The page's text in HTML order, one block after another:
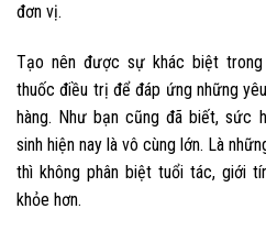
đơn vị.
Tạo nên được sự khác biệt
thuốc điều trị để đáp ứng những
hàng. Như bạn cũng đã biết, sức
sinh hiện nay là vô cùng lớn. Là
thì không phân biệt tuổi tác, giới
khỏe hơn.